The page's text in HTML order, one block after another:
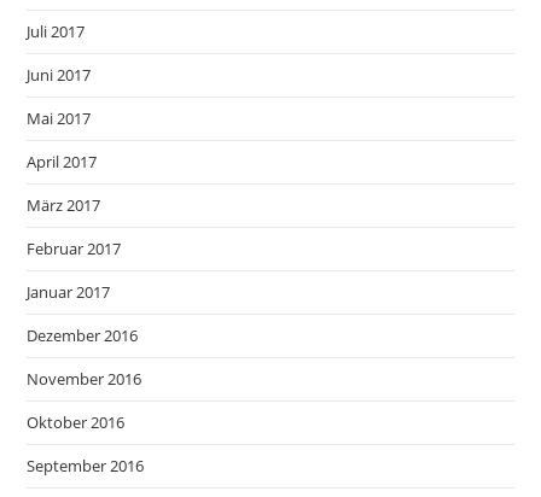
Juli 2017
Juni 2017
Mai 2017
April 2017
März 2017
Februar 2017
Januar 2017
Dezember 2016
November 2016
Oktober 2016
September 2016